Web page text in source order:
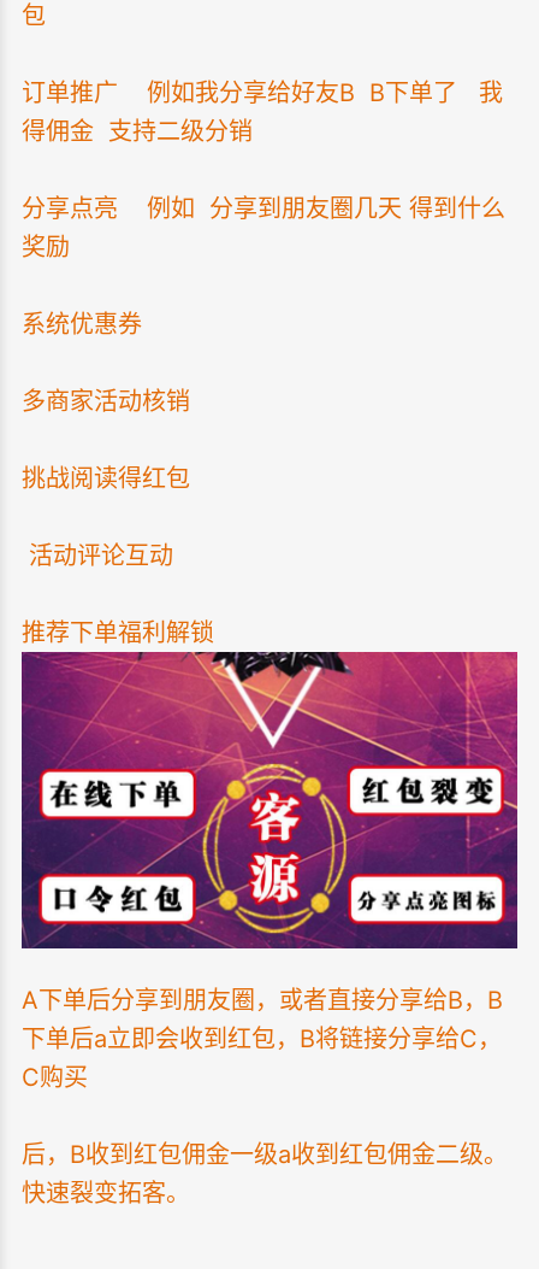
包
订单推广 例如我分享给好友B B下单了 我
得佣金 支持二级分销
分享点亮 例如 分享到朋友圈几天 得到什么
奖励
系统优惠券
多商家活动核销
挑战阅读得红包
活动评论互动
推荐下单福利解锁
A下单后分享到朋友圈，或者直接分享给B，B
下单后a立即会收到红包，B将链接分享给C，
C购买
后， B收到红包佣金一级a收到红包佣金二级。
快速裂变拓客。